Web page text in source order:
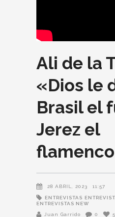
Ali de la
«Dios le
Brasil el
Jerez el
28 ABRIL, 2023 11:57
ENTREVISTAS
ENTREVISTAS NEW
Juan Garrido
0